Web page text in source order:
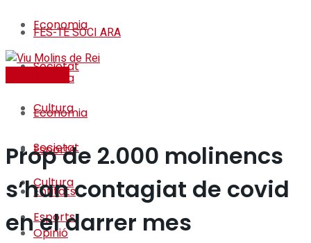
Economia
Societat
Cultura
Esports
Entitats
Opinió
FES-TE SOCI ARA
Política
Economia
Societat
Cultura
Esports
Prop de 2.000 molinencs
s’han contagiat de covid
en el darrer mes